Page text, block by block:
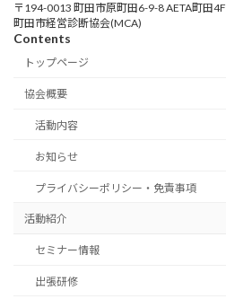
〒194-0013 町田市原町田6-9-8 AETA町田4F
町田市経営診断協会(MCA)
Contents
トップページ
協会概要
活動内容
お知らせ
プライバシーポリシー・免責事項
活動紹介
セミナー情報
出張研修